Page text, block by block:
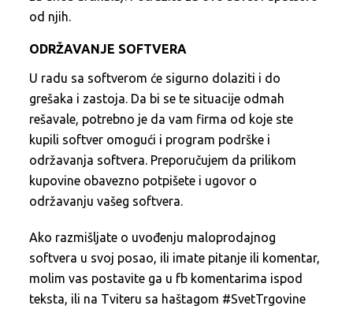
od njih.
ODRŽAVANJE SOFTVERA
U radu sa softverom će sigurno dolaziti i do
grešaka i zastoja. Da bi se te situacije odmah
rešavale, potrebno je da vam firma od koje ste
kupili softver omogući i program podrške i
održavanja softvera. Preporučujem da prilikom
kupovine obavezno potpišete i ugovor o
održavanju vašeg softvera.
Ako razmišljate o uvođenju maloprodajnog
softvera u svoj posao, ili imate pitanje ili komentar,
molim vas postavite ga u fb komentarima ispod
teksta, ili na Tviteru sa haštagom #SvetTrgovine